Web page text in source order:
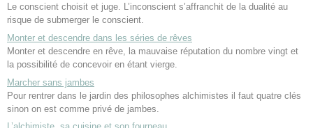
Le conscient choisit et juge. L’inconscient s’affranchit de la dualité au
risque de submerger le conscient.
Monter et descendre dans les séries de rêves
Monter et descendre en rêve, la mauvaise réputation du nombre vingt et
la possibilité de concevoir en étant vierge.
Marcher sans jambes
Pour rentrer dans le jardin des philosophes alchimistes il faut quatre clés
sinon on est comme privé de jambes.